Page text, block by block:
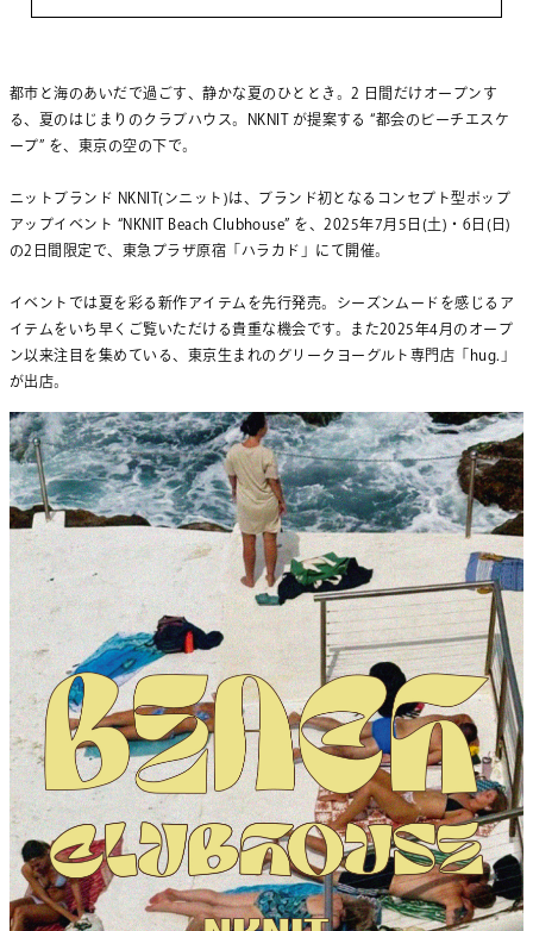
都市と海のあいだで過ごす、静かな夏のひととき。2 日間だけオープンす
る、夏のはじまりのクラブハウス。NKNIT が提案する “都会のビーチエスケ
ープ” を、東京の空の下で。
ニットブランド NKNIT(ンニット)は、ブランド初となるコンセプト型ポップ
アップイベント “NKNIT Beach Clubhouse” を、2025年7月5日(土)・6日(日)
の2日間限定で、東急プラザ原宿「ハラカド」にて開催。
イベントでは夏を彩る新作アイテムを先行発売。シーズンムードを感じるア
イテムをいち早くご覧いただける貴重な機会です。また2025年4月のオープ
ン以来注目を集めている、東京生まれのグリークヨーグルト専門店「hug.」
が出店。